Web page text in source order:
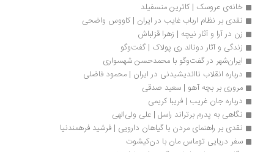
خانه‌ی عروسک | کاترین منسفیلد
نقدی بر نظام ارباب غایب در ایران | کاووس واضحی
زن در آرا و آثار نیچه | زهرا قزلباش
زندگی و آثار دونالد ری پولاک | گفت‌وگو
ایران‌شهر در گفت‌وگو با محمدحسن شهسواری
درباره انقلاب نااندیشیدنی در ایران | محمود فاضلی
مروری بر بچه آهو | سعید صدقی
درباره جان غریب | فریبا کریمی
نگاهی به پدرم برتراند راسل | علی ولی‌الهی
نقدی بر راهنمای مردن با گیاهان دارویی | فرشید فرهمندنیا
سفر دریایی توماس مان با دن‌کیشوت